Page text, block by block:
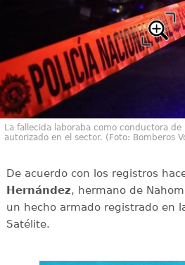
La fallecida laboraba como conductora
autorizado en el sector. (Foto: Bomberos
De acuerdo con los registros
Hernández, hermano de
un hecho armado registrado en
Satélite.